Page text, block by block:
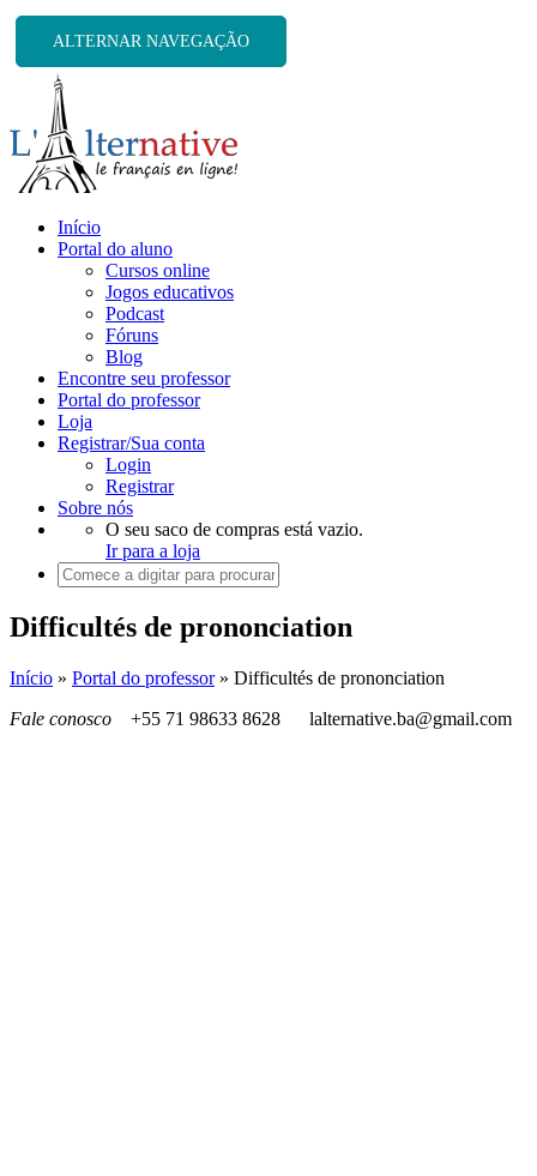
ALTERNAR NAVEGAÇÃO
Início
Portal do aluno
Cursos online
Jogos educativos
Podcast
Fóruns
Blog
Encontre seu professor
Portal do professor
Loja
Registrar/Sua conta
Login
Registrar
Sobre nós
O seu saco de compras está vazio.
Ir para a loja
Difficultés de prononciation
Início » Portal do professor» Difficultés de prononciation
Fale conosco
+55 71 98633 8628 lalternative.ba@gmail.com